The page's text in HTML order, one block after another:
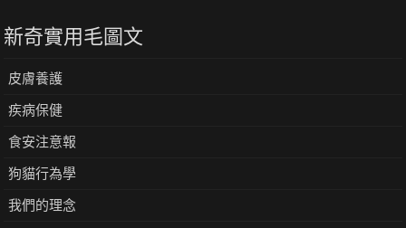
新奇實用毛圖文
皮膚養護
疾病保健
食安注意報
狗貓行為學
我們的理念